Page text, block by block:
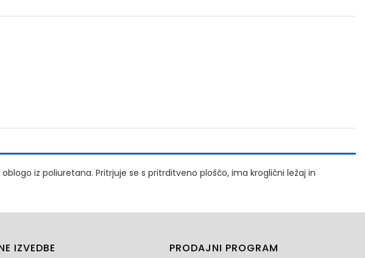
iz poliuretana. Pritrjuje se s pritrditveno ploščo, ima kroglični ležaj in
IZVEDBE PRODAJNI PROGRAM